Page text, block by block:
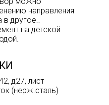
направления
другое..
на детской
д27, лист
(нерж.сталь)